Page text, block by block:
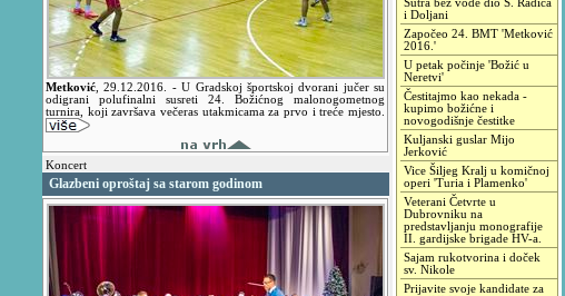
Metković ,29.12.2016. - U Gradskoj športskoj dvorani jučer su
odigrani polufinalni susreti 24. Božićnog malonogometnog
turnira, koji završava večeras utakmicama za prvo i treće mjesto.
Koncert
Glazbeni oproštaj sa starom godinom
Sutra bez vode dio S. Radića
i Doljani
Započeo 24. BMT 'Metković
2016.'
U petak počinje 'Božić u
Neretvi'
Čestitajmo kao nekada -
kupimo božićne i
novogodišnje čestitke
Kuljanski guslar Mijo
Jerković
Vice Šiljeg Kralj u komičnoj
operi 'Turia i Plamenko'
Veterani Četvrte u
Dubrovniku na
predstavljanju monografije
II. gardijske brigade HV-a.
Sajam rukotvorina i doček
sv. Nikole
Prijavite svoje kandidate za